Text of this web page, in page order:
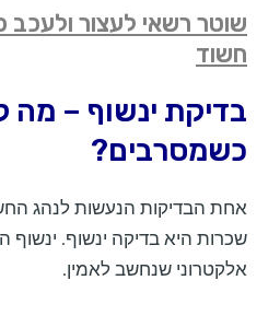
שוטר רשאי לעצור ולעכב
חשוד
בדיקת ינשוף – מה
כשמסרבים?
אחת הבדיקות הנעשות לנהג
שכרות היא בדיקה ינשוף. ינשוף
אלקטרוני שנחשב לאמין.